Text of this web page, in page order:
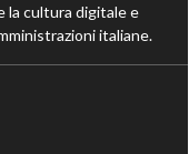
la cultura digitale e
italiane.